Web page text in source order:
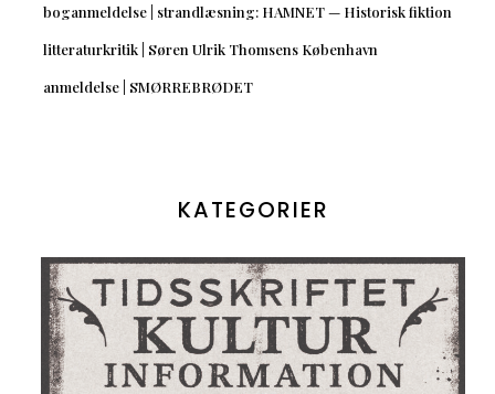
boganmeldelse | strandlæsning: HAMNET — Historisk fiktion
litteraturkritik | Søren Ulrik Thomsens København
anmeldelse | SMØRREBRØDET
KATEGORIER